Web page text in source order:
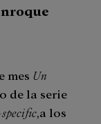
mes Un
de la serie
,a los